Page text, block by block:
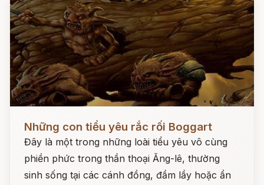
Những con tiểu yêu rắc rối Boggart
Đây là một trong những loài tiểu yêu vô cùng
phiền phức trong thần thoại Ăng-lê, thường
sinh sống tại các cánh đồng, đầm lầy hoặc ẩn